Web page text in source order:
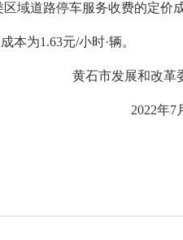
域道路停车服务收费的定价成
为1.63元/小时·辆。
黄石市发展和改革
2022年7